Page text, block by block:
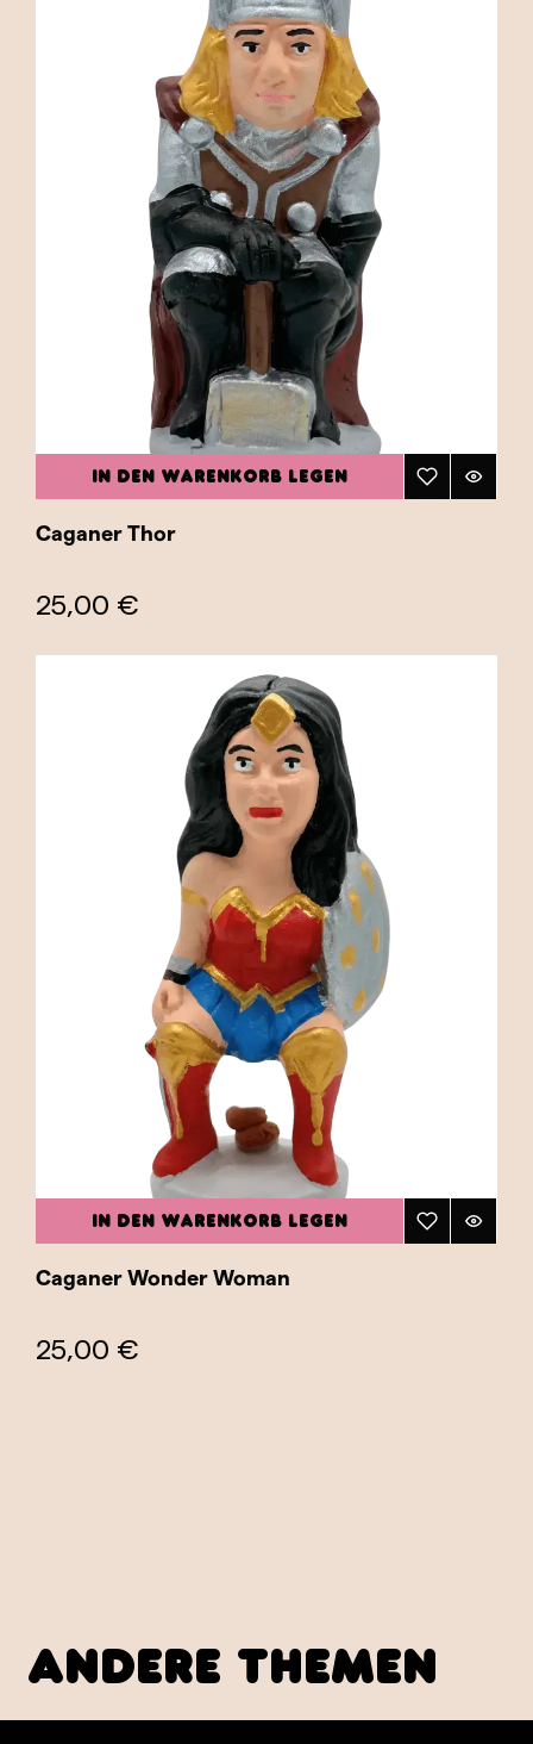
IN DEN WARENKORB LEGEN
Caganer Thor
25,00 €
IN DEN WARENKORB LEGEN
Caganer Wonder Woman
25,00 €
andere Themen